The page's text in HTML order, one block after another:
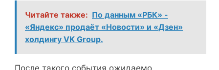
Читайте также: По данным «РБК» -
«Яндекс» продаёт «Новости» и «Дзен»
холдингу VK Group.
После такого события ожидаемо